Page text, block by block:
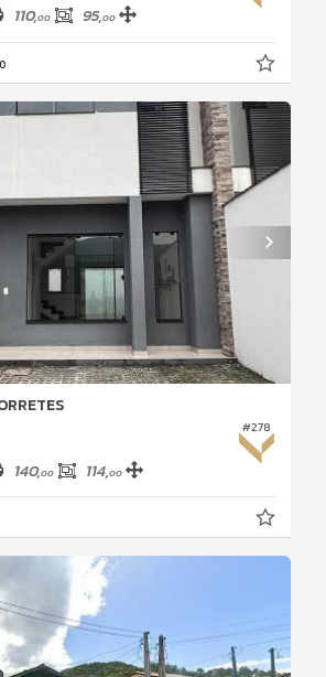
110,00 95,00
#278
140,00 114,00